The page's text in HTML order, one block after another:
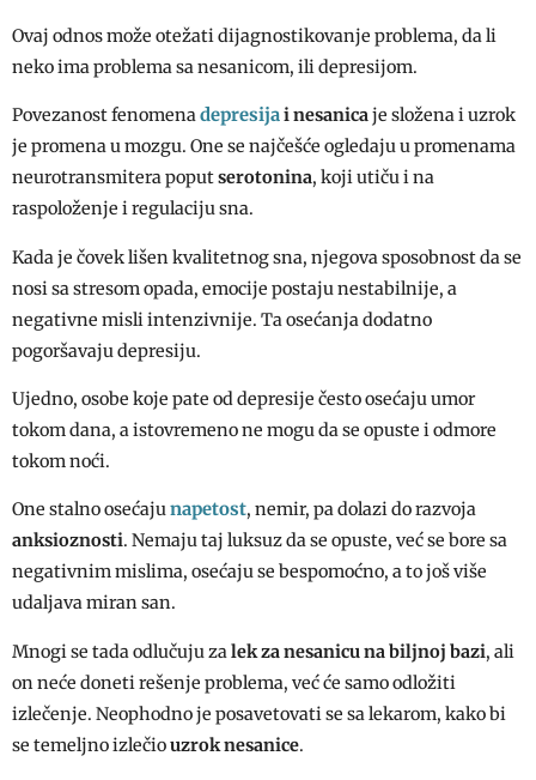
Ovaj odnos može otežati dijagnostikovanje problema, da li
neko ima problema sa nesanicom, ili depresijom.
Povezanost fenomenadepresijai nesanicaje složena i uzrok
je promena u mozgu. One se najčešće ogledaju u promenama
neurotransmitera poputserotonina, koji utiču i na
raspoloženje i regulaciju sna.
Kada je čovek lišen kvalitetnog sna, njegova sposobnost da se
nosi sa stresom opada, emocije postaju nestabilnije, a
negativne misli intenzivnije. Ta osećanja dodatno
pogoršavaju depresiju.
Ujedno, osobe koje pate od depresije često osećaju umor
tokom dana, a istovremeno ne mogu da se opuste i odmore
tokom noći.
One stalno osećajunapetost, nemir, pa dolazi do razvoja
anksioznosti. Nemaju taj luksuz da se opuste, već se bore sa
negativnim mislima, osećaju se bespomoćno, a to još više
udaljava miran san.
Mnogi se tada odlučuju zalek za nesanicu na biljnoj bazi, ali
on neće doneti rešenje problema, već će samo odložiti
izlečenje. Neophodno je posavetovati se sa lekarom, kako bi
se temeljno izlečiouzrok nesanice.